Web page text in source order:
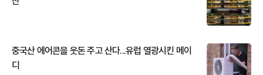
중국산 에어콘을 웃돈 주고 산다...유럽 열광시킨 메이
디